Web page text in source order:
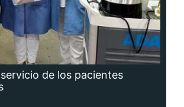
de los pacientes